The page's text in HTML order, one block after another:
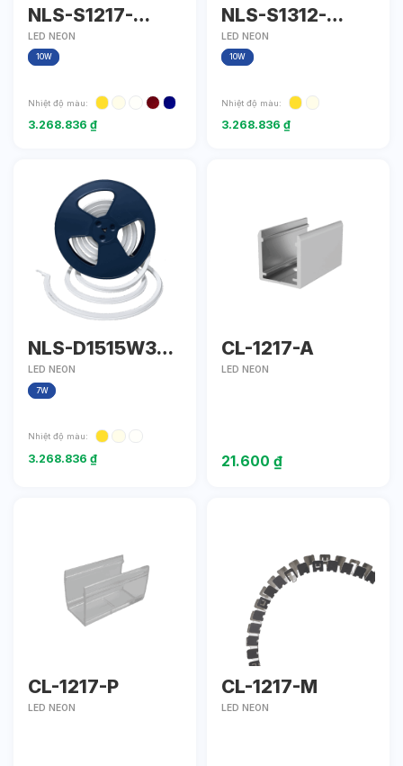
NLS-S1217-
IP67-D24
LED NEON
10W
Nhiệt độ màu:
3.268.836 ₫
NLS-S1312-
IP67-D24
LED NEON
10W
Nhiệt độ màu:
3.268.836 ₫
NLS-D1515W30-
D24
LED NEON
7W
Nhiệt độ màu:
3.268.836 ₫
CL-1217-A
LED NEON
21.600 ₫
CL-1217-P
LED NEON
CL-1217-M
LED NEON